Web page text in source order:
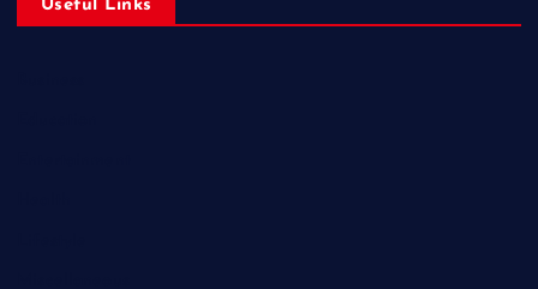
Useful Links